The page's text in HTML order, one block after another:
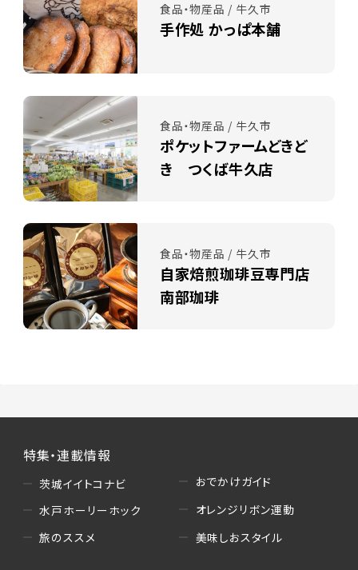
食品・物産品 / 牛久市
手作処 かっぱ本舗
食品・物産品 / 牛久市
ポケットファームどきど
き つくば牛久店
食品・物産品 / 牛久市
自家焙煎珈琲豆専門店
南部珈琲
特集・連載情報
茨城イイトコナビ
水戸ホーリーホック
旅のススメ
おでかけガイド
オレンジリボン運動
美味しおスタイル